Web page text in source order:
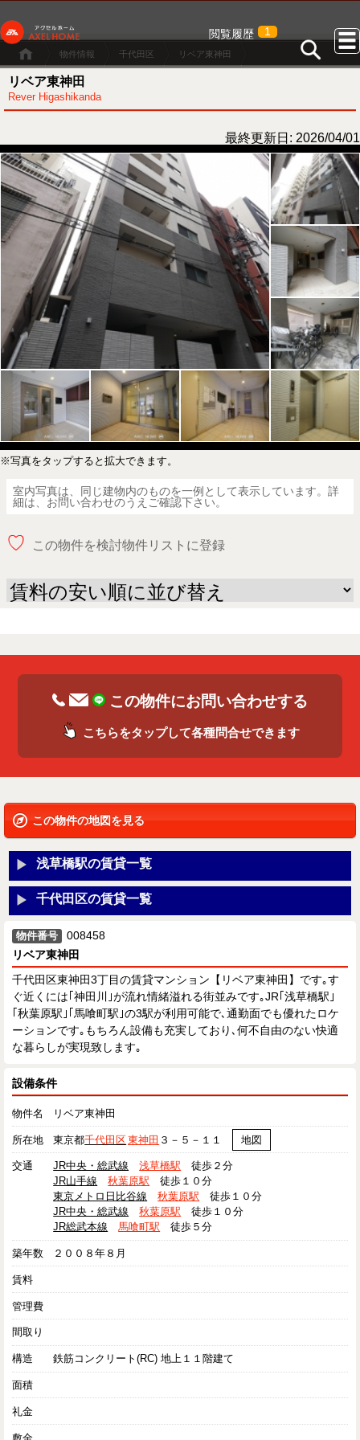
閲覧履歴 1
物件情報 千代田区 リベア東神田
リベア東神田
Rever Higashikanda
最終更新日: 2026/04/01
※写真をタップすると拡大できます。
室内写真は、同じ建物内のものを一例として表示しています。詳
細は、お問い合わせのうえご確認下さい。
♡ この物件を検討物件リストに登録
この物件にお問い合わせする
こちらをタップして各種問合せできます
この物件の地図を見る
浅草橋駅の賃貸一覧
千代田区の賃貸一覧
物件番号
008458
リベア東神田
千代田区東神田3丁目の賃貸マンション【リベア東神田】です｡す
ぐ近くには｢神田川｣が流れ情緒溢れる街並みです｡JR｢浅草橋駅｣
｢秋葉原駅｣｢馬喰町駅｣の3駅が利用可能で､通勤面でも優れたロケ
ーションです｡もちろん設備も充実しており､何不自由のない快適
な暮らしが実現致します｡
設備条件
物件名 リベア東神田
所在地 東京都千代田区東神田 ３－５－１１ 地図
交通 JR中央・総武線 浅草橋駅 徒歩２分
JR山手線
秋葉原駅 徒歩１０分
東京メトロ日比谷線
秋葉原駅 徒歩１０分
JR中央・総武線
秋葉原駅 徒歩１０分
JR総武本線
馬喰町駅 徒歩５分
築年数 ２００８年８月
賃料
管理費
間取り
構造 鉄筋コンクリート(RC) 地上１１階建て
面積
礼金